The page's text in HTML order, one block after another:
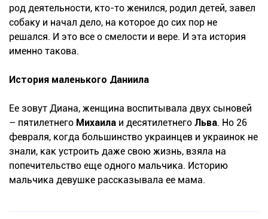
род деятельности, кто-то женился, родил детей, завел
собаку и начал дело, на которое до сих пор не
решался. И это все о смелости и вере. И эта история
именно такова.
История маленького Даниила
Ее зовут Диана, женщина воспитывала двух сыновей
– пятилетнего Михаила и десятилетнего Льва. Но 26
февраля, когда большинство украинцев и украинок не
знали, как устроить даже свою жизнь, взяла на
попечительство еще одного мальчика. Историю
мальчика девушке рассказывала ее мама.